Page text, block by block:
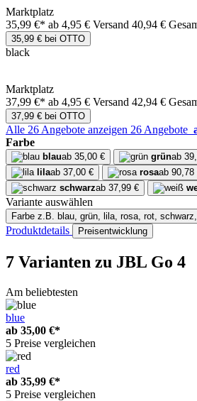
Marktplatz
35,99 €* ab 4,95 € Versand 40,94 €
35,99 € bei OTTO
black
Marktplatz
37,99 €* ab 4,95 € Versand 42,94 €
37,99 € bei OTTO
Alle 26 Angebote anzeigen 26 Angebote
Farbe
blauab 35,00 € grünab
lilaab 37,00 € rosaab 90,78
schwarzab 37,99 €
Variante auswählen
Farbe z.B. blau, grün, lila, rosa, rot,
Produktdetails Preisentwicklung
7 Varianten zu JBL Go 4
Am beliebtesten
blue
ab 35,00 €*
5 Preise vergleichen
red
ab 35,99 €*
5 Preise vergleichen